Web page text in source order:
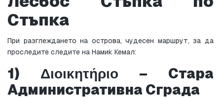
Стъпка
При разглеждането на острова, чудесен маршрут, за да
проследите следите на Нами́к Кемал:
1) Διοικητήριο – Стара
Административна Сграда